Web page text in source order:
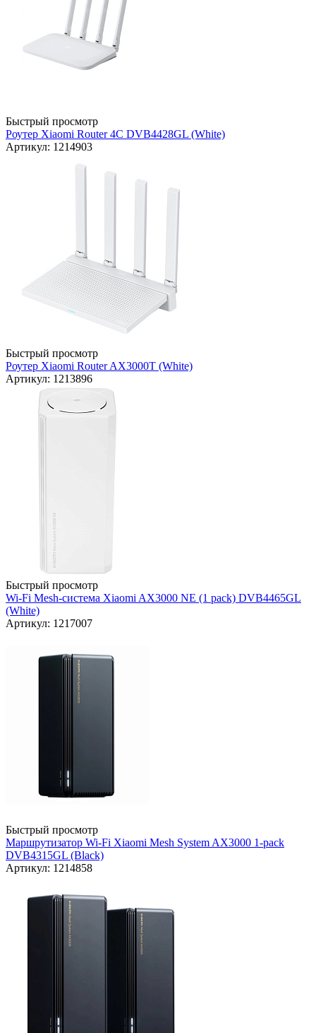
Быстрый просмотр
Роутер Xiaomi Router 4C DVB4428GL (White)
Артикул: 1214903
Быстрый просмотр
Роутер Xiaomi Router AX3000T (White)
Артикул: 1213896
Быстрый просмотр
Wi-Fi Mesh-система Xiaomi AX3000 NE (1 pack) DVB4465GL
(White)
Артикул: 1217007
Быстрый просмотр
Маршрутизатор Wi-Fi Xiaomi Mesh System AX3000 1-pack
DVB4315GL (Black)
Артикул: 1214858